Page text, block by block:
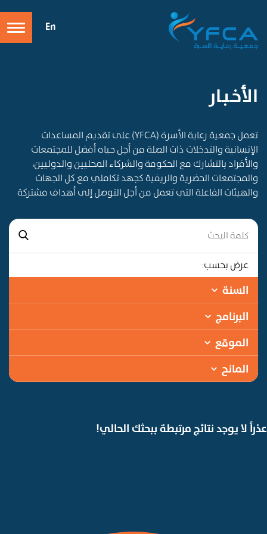
En
الأخـبـار
تعمل جمعية رعاية الأسرة (YFCA) على تقديم المساعدات
الإنسانية والتدخلات ذات الصلة من أجل حياه أفضل للمجتمعات
والأفراد بالتشارك مع الحكومة والشركاء المحليين والدوليين،
والمجتمعات الحضرية والريفية كجهد تكاملي مع كل الجهات
والهيئات الفاعلة التي تعمل من أجل التوصل إلى أهداف مشتركة
عرض بحسب:
السنة
البرنامج
الموقع
المانح
عذراً لا يوجد نتائج مرتبطة ببحثك الحالي!